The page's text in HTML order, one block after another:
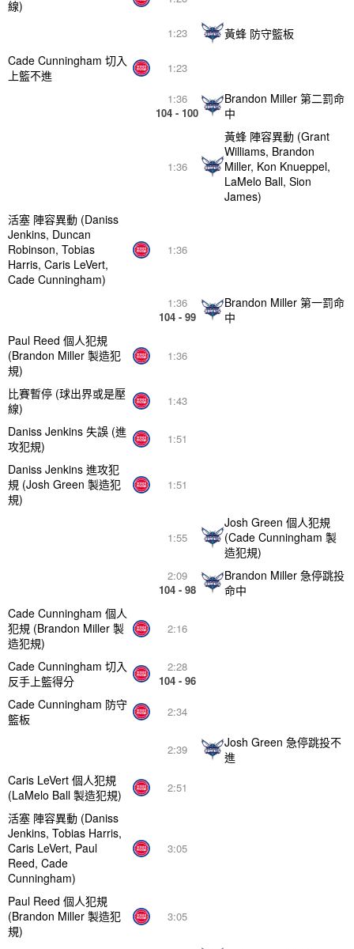
3:05
Paul Reed 個人犯規
(Brandon Miller 製造犯
規)
3:05
活塞 陣容異動 (Daniss
Jenkins, Tobias Harris,
Caris LeVert, Paul
Reed, Cade
Cunningham)
2:51
Caris LeVert 個人犯規
(LaMelo Ball 製造犯規)
2:39
Josh Green 急停跳投不
進
2:34
Cade Cunningham 防守
籃板
2:28
104 - 96
Cade Cunningham 切入
反手上籃得分
2:16
Cade Cunningham 個人
犯規 (Brandon Miller 製
造犯規)
2:09
104 - 98
Brandon Miller 急停跳投
命中
1:55
Josh Green 個人犯規
(Cade Cunningham 製
造犯規)
1:51
Daniss Jenkins 進攻犯
規 (Josh Green 製造犯
規)
1:51
Daniss Jenkins 失誤 (進
攻犯規)
1:43
比賽暫停 (球出界或是壓
線)
1:36
Paul Reed 個人犯規
(Brandon Miller 製造犯
規)
1:36
104 - 99
Brandon Miller 第一罰命
中
1:36
活塞 陣容異動 (Daniss
Jenkins, Duncan
Robinson, Tobias
Harris, Caris LeVert,
Cade Cunningham)
1:36
黃蜂 陣容異動 (Grant
Williams, Brandon
Miller, Kon Knueppel,
LaMelo Ball, Sion
James)
1:36
104 - 100
Brandon Miller 第二罰命
中
1:23
Cade Cunningham 切入
上籃不進
1:23 黃蜂 防守籃板
線)